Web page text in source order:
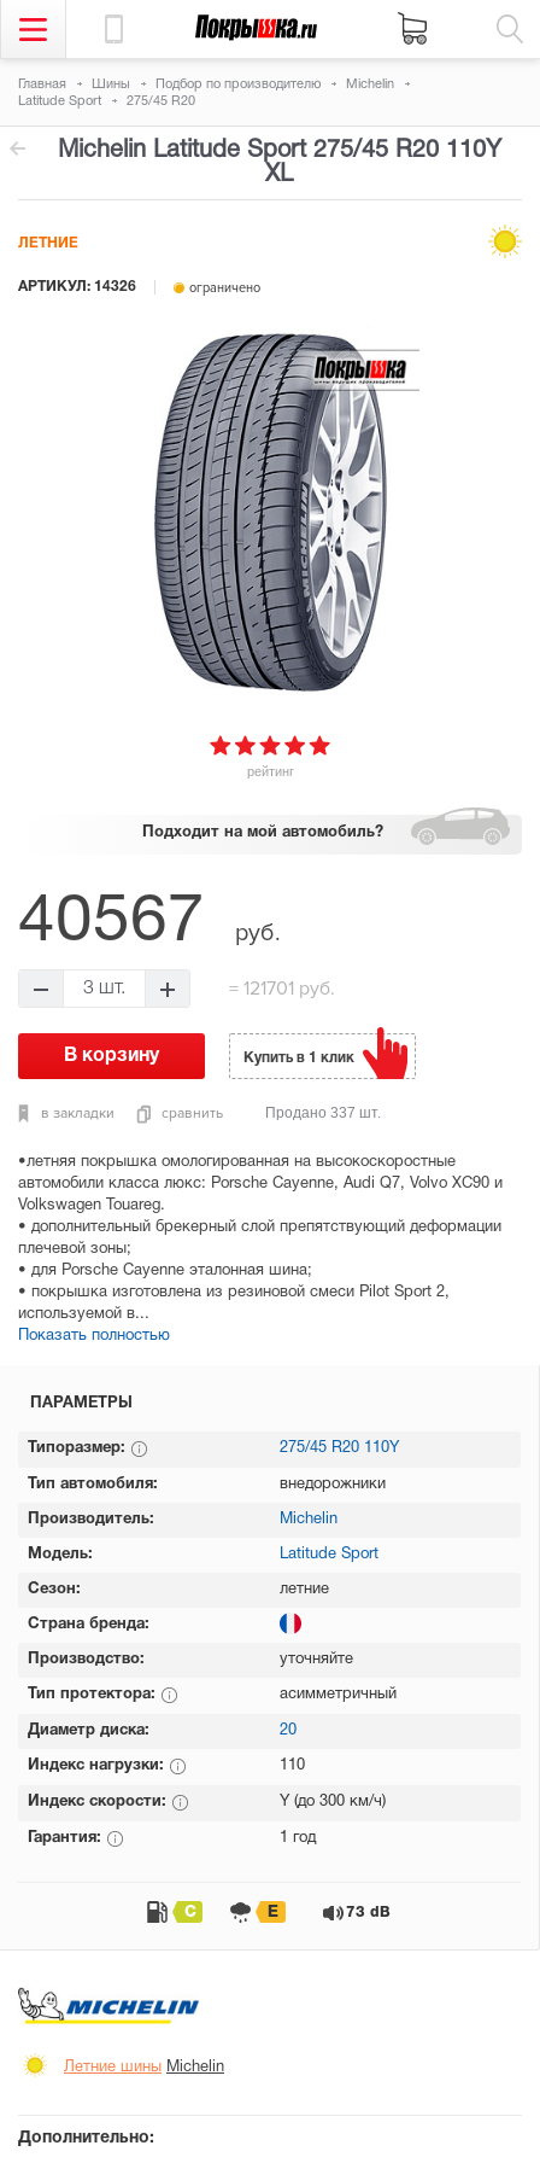
Главная Шины Подбор по производителю
Michelin
Latitude Sport
275/45 R20
Michelin Latitude Sport 275/45 R20 110Y
XL
рейтинг
АРТИКУЛ: 14326 ограничено
ЛЕТНИЕ
Подходит на мой автомобиль?
•летняя покрышка омологированная на высокоскоростные
автомобили класса люкс: Porsche Cayenne, Audi Q7, Volvo XC90 и
Volkswagen Touareg.
• дополнительный брекерный слой препятствующий деформации
плечевой зоны;
• для Porsche Cayenne эталонная шина;
• покрышка изготовлена из резиновой смеси Pilot Sport 2,
используемой в...
Показать полностью
40567 руб.
3 шт. = 121701 руб.
в закладки сравнить
Купить в 1 клик
Продано 337 шт.
ПАРАМЕТРЫ
Типоразмер: 275/45 R20 110Y
Тип автомобиля: внедорожники
Производитель: Michelin
Модель: Latitude Sport
Сезон: летние
Страна бренда:
Производство: уточняйте
Тип протектора: асимметричный
Диаметр диска: 20
Индекс нагрузки: 110
Индекс скорости: Y (до 300 км/ч)
Гарантия: 1 год
C E 73 dB
Летние шины Michelin
Дополнительно: